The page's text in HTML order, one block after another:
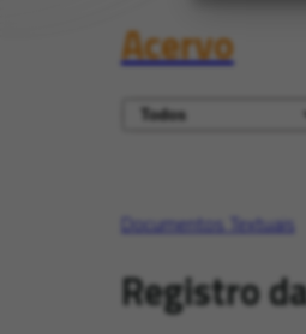
Acervo
Documentos Textuais
Registro